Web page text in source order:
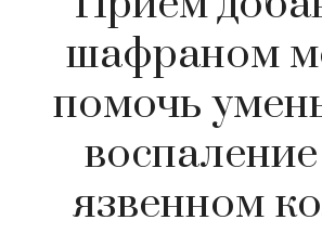
шафраном
помочь
язвенном